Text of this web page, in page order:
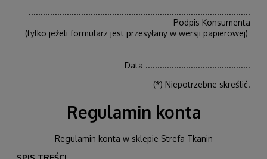
.............................................................................................
Podpis Konsumenta
(tylko jeżeli formularz jest przesyłany w wersji papierowej)
Data ............................................
(*) Niepotrzebne skreślić.
Regulamin konta
Regulamin konta w sklepie Strefa Tkanin